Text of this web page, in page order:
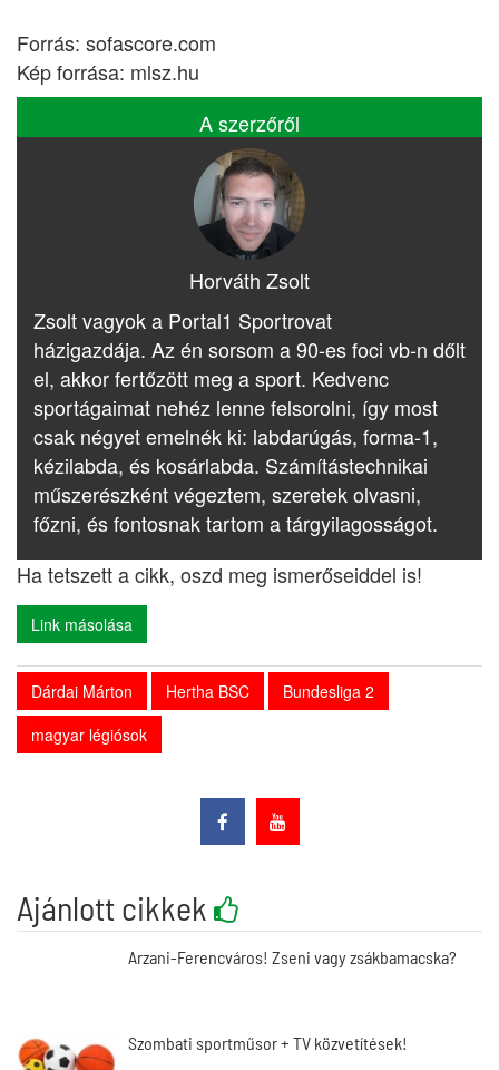
Forrás: sofascore.com
Kép forrása: mlsz.hu
A szerzőről
Horváth Zsolt
Zsolt vagyok a Portal1 Sportrovat
házigazdája. Az én sorsom a 90-es foci vb-n dőlt
el, akkor fertőzött meg a sport. Kedvenc
sportágaimat nehéz lenne felsorolni, így most
csak négyet emelnék ki: labdarúgás, forma-1,
kézilabda, és kosárlabda. Számítástechnikai
műszerészként végeztem, szeretek olvasni,
főzni, és fontosnak tartom a tárgyilagosságot.
Ha tetszett a cikk, oszd meg ismerőseiddel is!
Link másolása
Dárdai Márton Hertha BSC
Bundesliga 2
magyar légiósok
Ajánlott cikkek
Arzani-Ferencváros! Zseni vagy zsákbamacska?
Szombati sportműsor + TV közvetítések!